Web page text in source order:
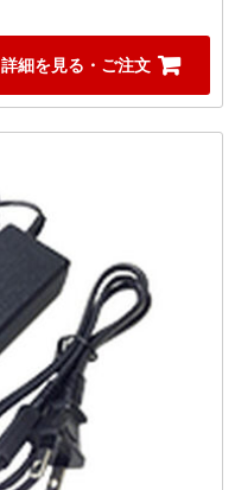
詳細を見る・ご注文